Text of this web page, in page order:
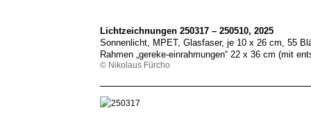
Lichtzeichnungen 250317 – 250510, 2025
Sonnenlicht, MPET, Glasfaser, je 10 x 26 cm, 55
Rahmen „gereke-einrahmungen“ 22 x 36 cm (mit
© Nikolaus Fürcho